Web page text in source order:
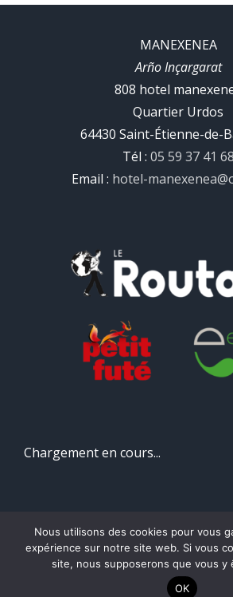
MANEXENEA
ArñoInçargarat
808 hotel
Quartier Urdos
64430 Saint-Étienne-de-
Tél : 05 59 37 41 68
Email : hotel-
Chargement en cours...
Copyright 2026 | Manexenea | Tous
Une création
Nous utilisons des cookies pour vous
expérience sur notre site web. Si vous
site, nous supposerons que vous y
OK